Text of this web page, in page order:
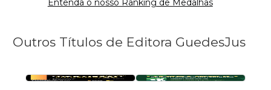
Entenda o nosso Ranking de Medalhas
Outros Títulos de Editora GuedesJus